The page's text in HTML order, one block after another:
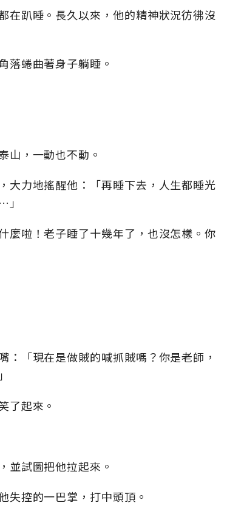
在趴睡。長久以來，他的精神狀況彷彿沒
落蜷曲著身子躺睡。
山，一動也不動。
大力地搖醒他：「再睡下去，人生都睡光
麼啦！老子睡了十幾年了，也沒怎樣。你
「現在是做賊的喊抓賊嗎？你是老師，
了起來。
並試圖把他拉起來。
失控的一巴掌，打中頭頂。